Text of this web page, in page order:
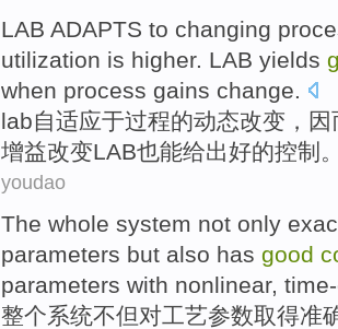
LAB ADAPTS to changing
utilization is higher. LAB yields
when process gains change.
lab自适应于过程的动态改变 ， 因
增益改变LAB也能给出好的控制
youdao
The whole system not only
parameters but also has good
parameters with nonlinear,
整个系统不但对工艺参数取得准